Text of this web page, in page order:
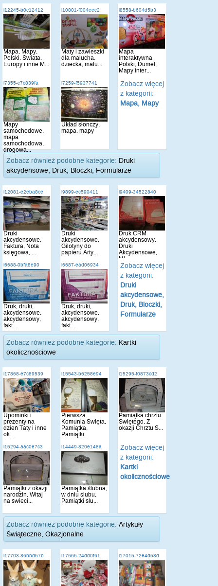
i12245-b0c12412
Mapa, Mapy,
Polski, Świata,
Europy i inne M...
i10801-f004eec2
Maty i zawieszki
dla malucha,
dziecka, malu...
i8558-b604d5b3
Mapa
interaktywna
Polski, Dumel,
Mapy inter...
i7355-c7c839fa
Mapy
samochodowe,
mapa
samochodowa,
drogowa...
i7259-f5937741
Układ słonczy,
mapa, mapy
Zobacz więcej
z kategorii:
Mapa, Mapy
Zobacz również podobne kategorie: Druki
akcydensowe, Druk, Bloczki, Formularze
i12081-e2eba8ce
Druki
akcydensowe,
Faktura, Nota
księgowa, ...
i9899-ec590411
Druki
akcydensowe,
Gilotyny do
papieru Arty...
i9409-34522840
Druk CRM
akcydensowy,
Druki
Akcydensowe,
Mi...
i6688-0bfa8e90
Druk, druki,
akcydensowe,
akcydensowy,
fakt...
i6687-ead06934
Druk, druki,
akcydensowe,
akcydensowy,
fakt...
Zobacz więcej
z kategorii:
Druki
akcydensowe,
Druk, Bloczki,
Formularze
Zobacz również podobne kategorie: Kartki
okolicznościowe
i17868-e7c89539
Upominki i
prezenty na
dzień Taty i inne
ok...
i15543-b6258e94
Pierwsza
Komunia Święta,
Pamiątka,
Pamiątki...
i15295-f0873cd2
Pamiątka chrztu
Świętego, Z
okazji Chrztu Ś...
i15294-aac0e7c3
Pamiątki z okazji
narodzin, Witaj
na świeci...
i14449-820e148a
Pamiątka ślubna,
w dniu ślubu,
Pamiątki ślu...
Zobacz więcej
z kategorii:
Kartki
okolicznościowe
Zobacz również podobne kategorie: Artykuły
Świąteczne, Okazjonalne
i17703-86bbd57b i17665-24dd0f61 i17015-72e4d58d